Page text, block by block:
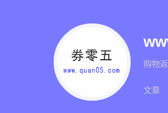
购物
文章